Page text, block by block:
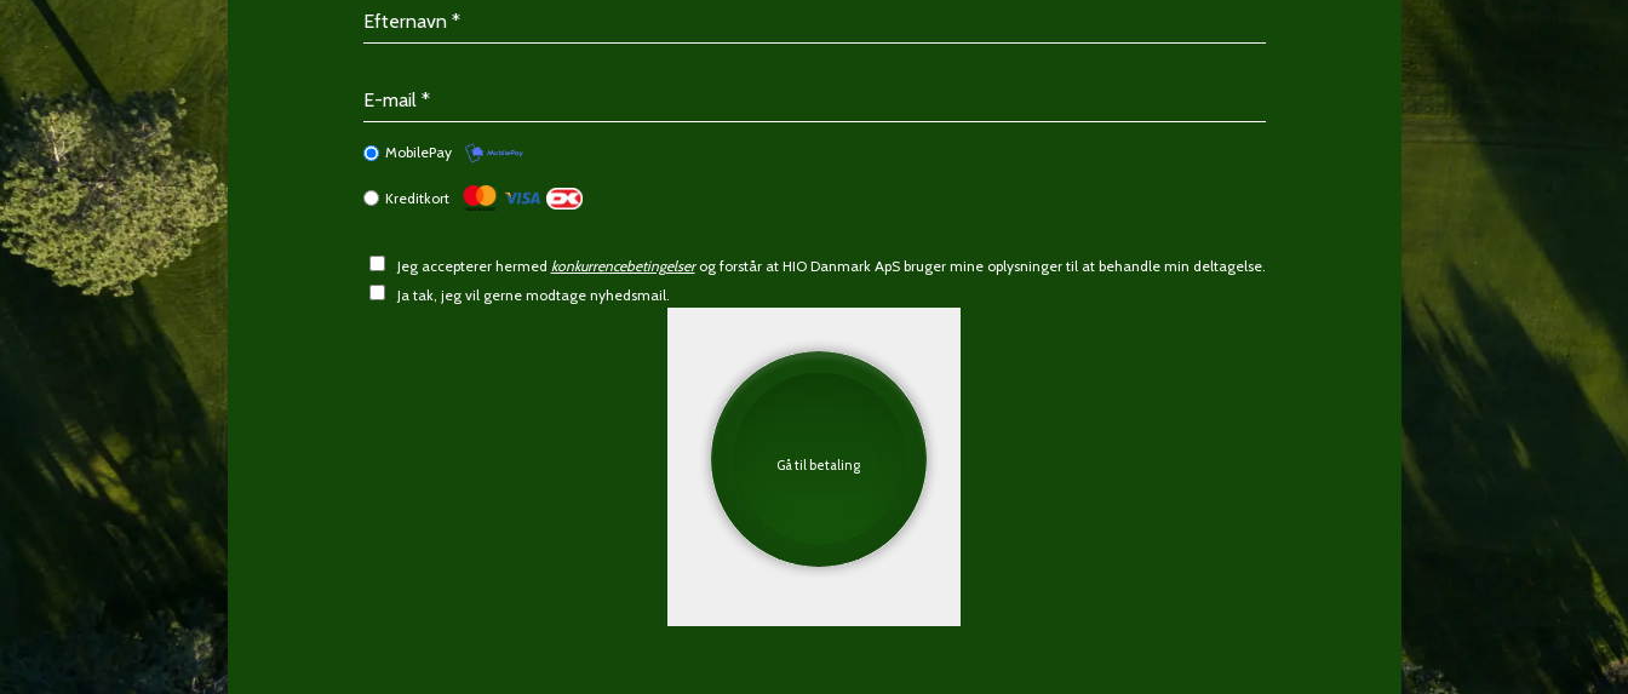
MobilePay
Kreditkort
Jeg accepterer hermed konkurrencebetingelserog forstår at HIO Danmark ApS bruger mine oplysninger til at behandle min deltagelse.
Ja tak, jeg vil gerne modtage nyhedsmail.
Gå til betaling